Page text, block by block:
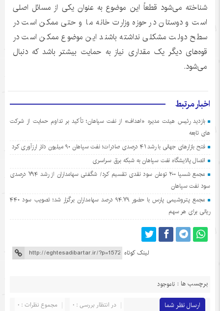
شناخته می‌شود قطعاً این موضوع به عنوان یکی از مسائل اصلی
است و دوستان در حوزه وزارت خانه ما و حتی ممکن است در
سطح دولت مشکلی نداشته باشند این موضوع ممکن است در
قوه‌های دیگر یک مقداری نیاز به حمایت بیشتر باشد که دنبال
می‌شود.
اخبار مرتبط
بازدید رئیس هیئت مدیره «اهداف» از نفت سپاهان؛ تأکید بر تداوم حمایت از شرکت
های تابعه
فتح بازارهای جهانی با رشد ۴۱ درصدی صادرات؛ نفت سپاهان ۹۰ میلیون دلار ارزآوری کرد
اتصال پالایشگاه نفت سپاهان به شبکه برق سراسری
مجمع شسپا ۲۰۰ تومان سود نقدی تقسیم کرد/ شگفتی سهامداران از رشد ۷۹۴ درصدی
سود نفت سپاهان
مجمع پتروشیمی پارس با حضور ۹۴.۷۹ درصد سهامداران برگزار شد؛ تصویب سود ۴۴۰
ریالی برای هر سهم
لینک کوتاه
برچسب ها : ناموجود
ارسال نظر شما مجموع نظرات : 0
در انتظار بررسی : 0